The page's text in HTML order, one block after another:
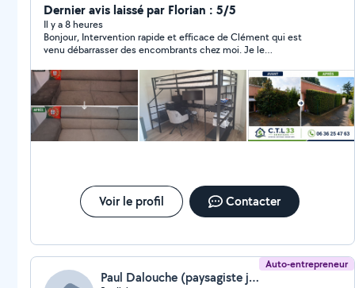
meuble ; plomberie etc.... Nous sommes là pour vous
simplifier la vie avec des services rapides, efficaces et
adaptés à vos besoins. Travail soigné et professionnel
Matériel fourni Devis gratuit Disponibilité rapide Tarifs
compétitifs Zone d'intervention : Gironde
Dernier avis laissé par Florian : 5/5
Il y a 8 heures
Bonjour, Intervention rapide et efficace de Clément qui est
venu débarrasser des encombrants chez moi. Je le
Voir le profil Contacter
Auto-entrepreneur
Paul Dalouche (paysagiste jardinier)